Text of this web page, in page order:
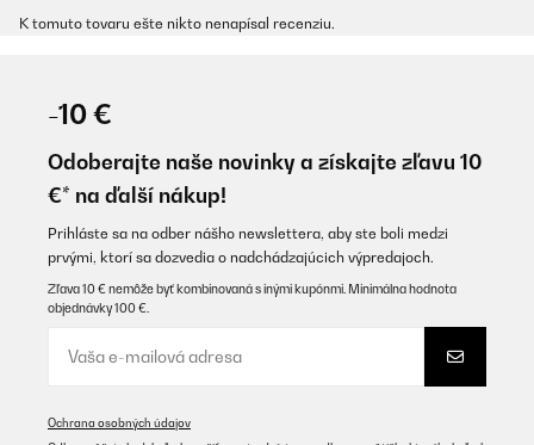
K tomuto tovaru ešte nikto nenapísal recenziu.
-10 €
Odoberajte naše novinky a získajte zľavu 10
€* na ďalší nákup!
Prihláste sa na odber nášho newslettera, aby ste boli medzi
prvými, ktorí sa dozvedia o nadchádzajúcich výpredajoch.
Zľava 10 € nemôže byť kombinovaná s inými kupónmi. Minimálna hodnota
objednávky 100 €.
Ochrana osobných údajov